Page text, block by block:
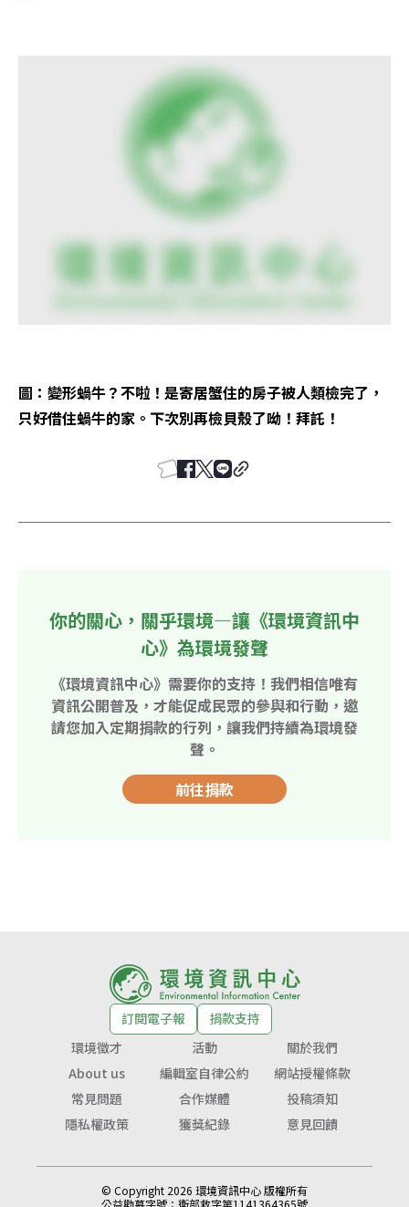
圖：變形蝸牛？不啦！是寄居蟹住的房子被人類檢完了，
只好借住蝸牛的家。下次別再檢貝殼了呦！拜託！
你的關心，關乎環境—讓《環境資訊中
心》為環境發聲
《環境資訊中心》需要你的支持！我們相信唯有
資訊公開普及，才能促成民眾的參與和行動，邀
請您加入定期捐款的行列，讓我們持續為環境發
聲。
前往捐款
訂閱電子報
捐款支持
環境徵才
活動
關於我們
About us
編輯室自律公約
網站授權條款
常見問題
合作媒體
投稿須知
隱私權政策
獲獎紀錄 意見回饋
© Copyright 2026 環境資訊中心 版權所有
公益勸募字號： 衛部救字第1141364365號